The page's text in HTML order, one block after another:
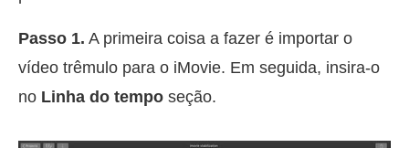
Passo 1. A primeira coisa a fazer é importar o
vídeo trêmulo para o iMovie. Em seguida, insira-o
no Linha do tempo seção.